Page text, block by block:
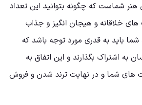
هنر شماست که چگونه بتوانید این تعداد
های خلاقانه و هیجان انگیز و جذاب
باید به قدری مورد توجه باشد که
به اشتراک بگذارند و این اتفاق به
های شما و در نهایت ترند شدن و فروش